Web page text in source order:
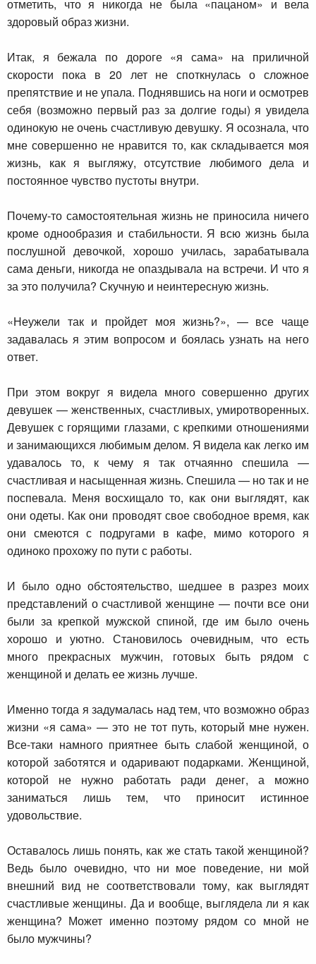
отметить, что я никогда не была «пацаном» и вела
здоровый образ жизни.
Итак, я бежала по дороге «я сама» на приличной
скорости пока в 20 лет не споткнулась о сложное
препятствие и не упала. Поднявшись на ноги и осмотрев
себя (возможно первый раз за долгие годы) я увидела
одинокую не очень счастливую девушку. Я осознала, что
мне совершенно не нравится то, как складывается моя
жизнь, как я выгляжу, отсутствие любимого дела и
постоянное чувство пустоты внутри.
Почему-то самостоятельная жизнь не приносила ничего
кроме однообразия и стабильности. Я всю жизнь была
послушной девочкой, хорошо училась, зарабатывала
сама деньги, никогда не опаздывала на встречи. И что я
за это получила? Скучную и неинтересную жизнь.
«Неужели так и пройдет моя жизнь?», — все чаще
задавалась я этим вопросом и боялась узнать на него
ответ.
При этом вокруг я видела много совершенно других
девушек — женственных, счастливых, умиротворенных.
Девушек с горящими глазами, с крепкими отношениями
и занимающихся любимым делом. Я видела как легко им
удавалось то, к чему я так отчаянно спешила —
счастливая и насыщенная жизнь. Спешила — но так и не
поспевала. Меня восхищало то, как они выглядят, как
они одеты. Как они проводят свое свободное время, как
они смеются с подругами в кафе, мимо которого я
одиноко прохожу по пути с работы.
И было одно обстоятельство, шедшее в разрез моих
представлений о счастливой женщине — почти все они
были за крепкой мужской спиной, где им было очень
хорошо и уютно. Становилось очевидным, что есть
много прекрасных мужчин, готовых быть рядом с
женщиной и делать ее жизнь лучше.
Именно тогда я задумалась над тем, что возможно образ
жизни «я сама» — это не тот путь, который мне нужен.
Все-таки намного приятнее быть слабой женщиной, о
которой заботятся и одаривают подарками. Женщиной,
которой не нужно работать ради денег, а можно
заниматься лишь тем, что приносит истинное
удовольствие.
Оставалось лишь понять, как же стать такой женщиной?
Ведь было очевидно, что ни мое поведение, ни мой
внешний вид не соответствовали тому, как выглядят
счастливые женщины. Да и вообще, выглядела ли я как
женщина? Может именно поэтому рядом со мной не
было мужчины?